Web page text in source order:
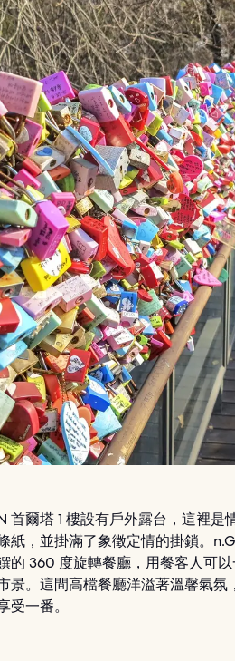
首爾塔 1 樓設有戶外露台，這裡
紙，並掛滿了象徵定情的掛鎖。
的 360 度旋轉餐廳，用餐客人可
景。這間高檔餐廳洋溢著溫馨氣
受一番。